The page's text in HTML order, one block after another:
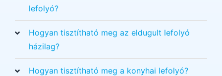
lefolyó?
Hogyan tisztítható meg az eldugult lefolyó
házilag?
Hogyan tisztítható meg a konyhai lefolyó?